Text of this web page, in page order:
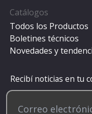
Catálogos
Todos los Productos
Boletines técnicos
Novedades y
Recibí noticias en tu